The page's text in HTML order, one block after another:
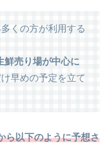
くの方が利用する
鮮売り場が中心に
早めの予定を立て
ら以下のように予想さ